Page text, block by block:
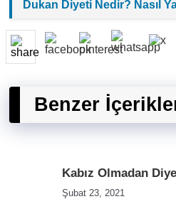
Dukan Diyeti Nedir? Nasıl
Benzer
Kabız Olmadan
Şubat 23, 2021